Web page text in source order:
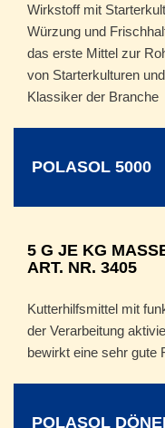
Wirkstoff mit
Würzung und
das erste Mittel zur
von Starterkulturen
Klassiker der Branche
POLASOL 5000
5 G JE KG
ART. NR. 3405
Kutterhilfsmittel mit
der Verarbeitung
bewirkt eine sehr gute
POLASOL